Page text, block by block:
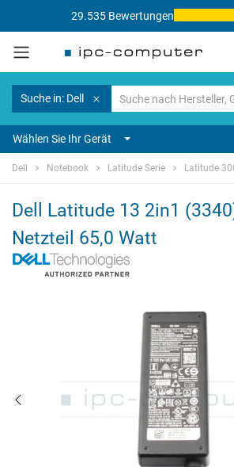
29.535 Bewertungen
Suche in: Dell
Wählen Sie Ihr Gerät
Dell Notebook Latitude Serie Latitude
Dell Latitude 13 2in1
Netzteil 65,0 Watt